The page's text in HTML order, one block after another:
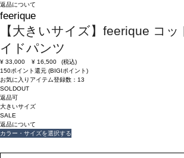
返品について
feerique
【大きいサイズ】feerique コ
イドパンツ
¥ 33,000 ¥ 16,500
(税込)
150ポイント還元 (BIGIポイント)
お気に入りアイテム登録数： 13
SOLDOUT
返品可
大きいサイズ
SALE
返品について
カラー・サイズを選択する